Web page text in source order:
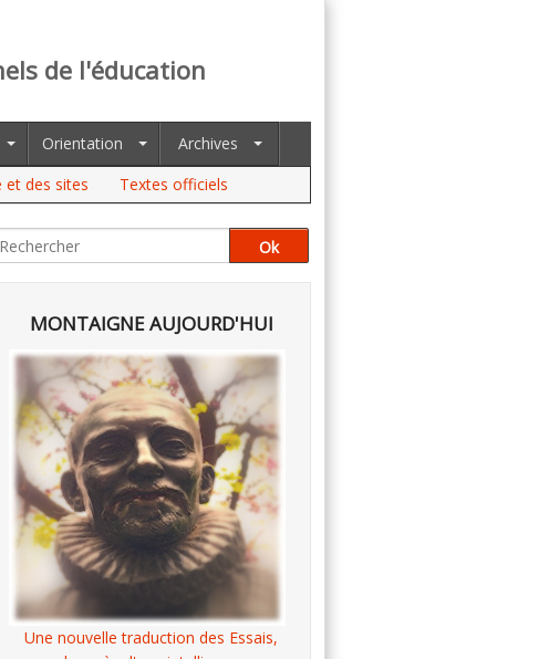
de l'éducation
Orientation
Archives
et des sites Textes officiels
MONTAIGNE AUJOURD'HUI
Une nouvelle traduction des Essais,